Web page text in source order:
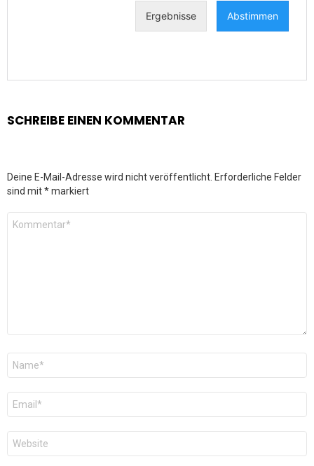
SCHREIBE EINEN KOMMENTAR
Deine E-Mail-Adresse wird nicht veröffentlicht. Erforderliche Felder
sind mit*markiert
Kommentar
Name
E-
Mail
*
Website